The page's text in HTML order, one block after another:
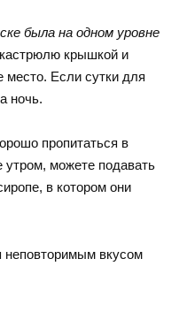
была на одном уровне
крышкой и
место. Если сутки для
ночь.
пропитаться в
утром, можете подавать
в котором они
неповторимым вкусом